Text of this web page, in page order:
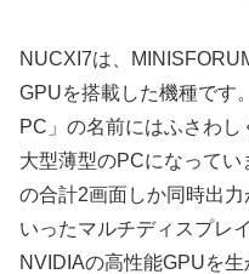
NUCXI7は、
GPUを搭載した機種です
PC」の名前にはふさわ
大型薄型のPCになって
の合計2画面しか同時出
いったマルチディスプレ
NVIDIAの高性能GPUを